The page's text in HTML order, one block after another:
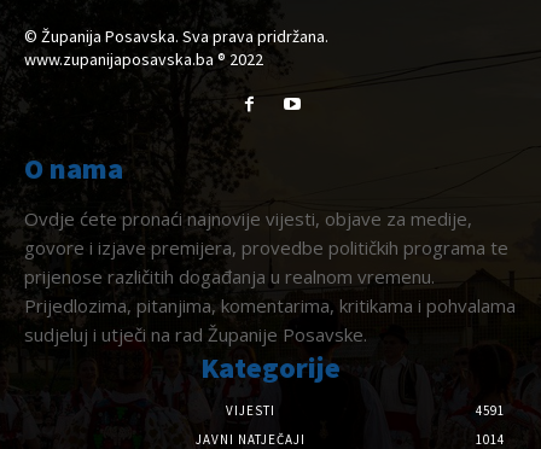
© Županija Posavska. Sva prava pridržana.
www.zupanijaposavska.ba ® 2022
O nama
Ovdje ćete pronaći najnovije vijesti, objave za medije,
govore i izjave premijera, provedbe političkih programa te
prijenose različitih događanja u realnom vremenu.
Prijedlozima, pitanjima, komentarima, kritikama i pohvalama
sudjeluj i utječi na rad Županije Posavske.
Kategorije
VIJESTI
4591
JAVNI NATJEČAJI
1014